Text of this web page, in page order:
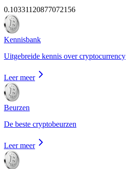
0.10331120877072156
Kennisbank
Uitgebreide kennis over cryptocurrency
Leer meer
Beurzen
De beste cryptobeurzen
Leer meer